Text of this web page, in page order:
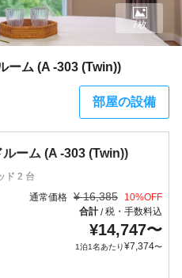
ーム (A -303 (Twin))
部屋の設備
7枚
ーム (A -303 (Twin))
ド 2 台
通常価格 ¥ 16,385 10%OFF
合計/税・手数料込
¥14,747〜
1泊1名あたり¥7,374〜